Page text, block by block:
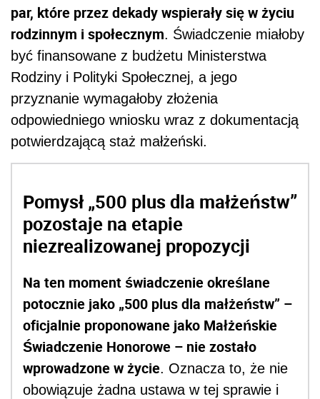
par, które przez dekady wspierały się w życiu
rodzinnym i społecznym. Świadczenie miałoby
być finansowane z budżetu Ministerstwa
Rodziny i Polityki Społecznej, a jego
przyznanie wymagałoby złożenia
odpowiedniego wniosku wraz z dokumentacją
potwierdzającą staż małżeński.
Pomysł „500 plus dla małżeństw”
pozostaje na etapie
niezrealizowanej propozycji
Na ten moment świadczenie określane
potocznie jako „500 plus dla małżeństw” –
oficjalnie proponowane jako Małżeńskie
Świadczenie Honorowe – nie zostało
wprowadzone w życie. Oznacza to, że nie
obowiązuje żadna ustawa w tej sprawie i